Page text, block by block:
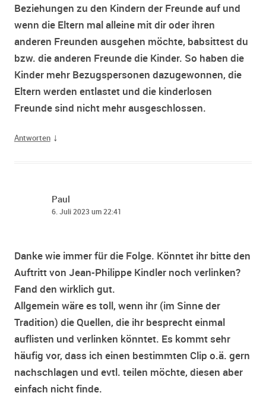
Beziehungen zu den Kindern der Freunde auf und
wenn die Eltern mal alleine mit dir oder ihren
anderen Freunden ausgehen möchte, babsittest du
bzw. die anderen Freunde die Kinder. So haben die
Kinder mehr Bezugspersonen dazugewonnen, die
Eltern werden entlastet und die kinderlosen
Freunde sind nicht mehr ausgeschlossen.
Antworten ↓
Paul
6. Juli 2023 um 22:41
Danke wie immer für die Folge. Könntet ihr bitte den
Auftritt von Jean-Philippe Kindler noch verlinken?
Fand den wirklich gut.
Allgemein wäre es toll, wenn ihr (im Sinne der
Tradition) die Quellen, die ihr besprecht einmal
auflisten und verlinken könntet. Es kommt sehr
häufig vor, dass ich einen bestimmten Clip o.ä. gern
nachschlagen und evtl. teilen möchte, diesen aber
einfach nicht finde.